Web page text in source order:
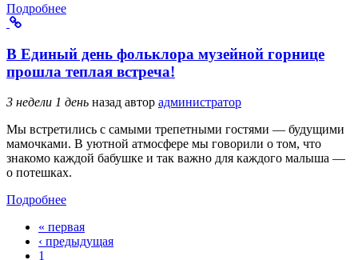
Подробнее
В Единый день фольклора музейной горнице
прошла теплая встреча!
3 недели 1 день назад автор администратор
Мы встретились с самыми трепетными гостями — будущими
мамочками. В уютной атмосфере мы говорили о том, что
знакомо каждой бабушке и так важно для каждого малыша —
о потешках.
Подробнее
Страницы
« первая
‹ предыдущая
1